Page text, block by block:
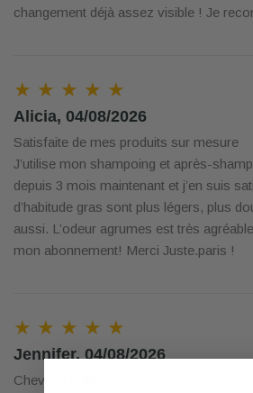
changement déjà assez visible ! Je
★ ★ ★ ★ ★
Alicia, 04/08/2026
Satisfaite de mes produits sur mesure
J’utilise mon shampoing et après-
depuis 3 mois maintenant et j’en suis
d’habitude gras sont plus légers, plus
aussi. L’odeur agrumes est très
mon abonnement! Merci Juste.paris !
★ ★ ★ ★ ★
Jennifer, 04/08/2026
Cheveux brillants